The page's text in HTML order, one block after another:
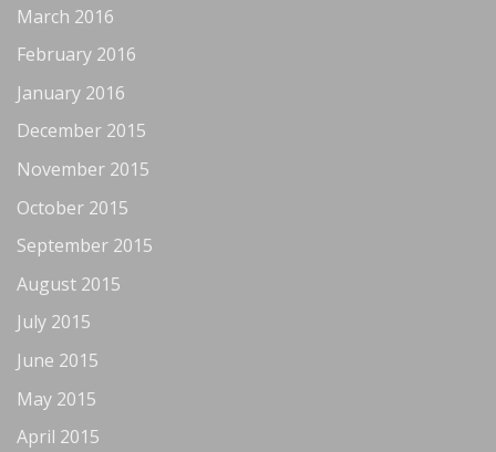
March 2016
February 2016
January 2016
December 2015
November 2015
October 2015
September 2015
August 2015
July 2015
June 2015
May 2015
April 2015